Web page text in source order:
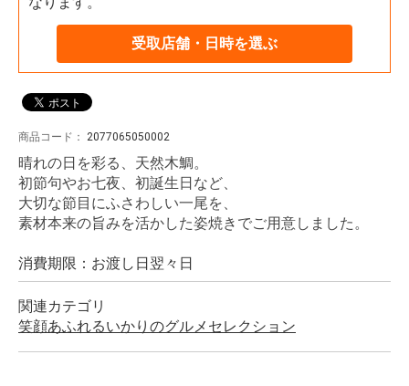
受取店舗・日時を選ぶ
商品コード： 2077065050002
晴れの日を彩る、天然木鯛。
初節句やお七夜、初誕生日など、
大切な節目にふさわしい一尾を、
素材本来の旨みを活かした姿焼きでご用意しました。
消費期限：お渡し日翌々日
関連カテゴリ
笑顔あふれるいかりのグルメセレクション